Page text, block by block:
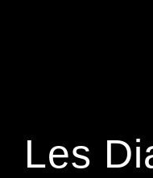
Les